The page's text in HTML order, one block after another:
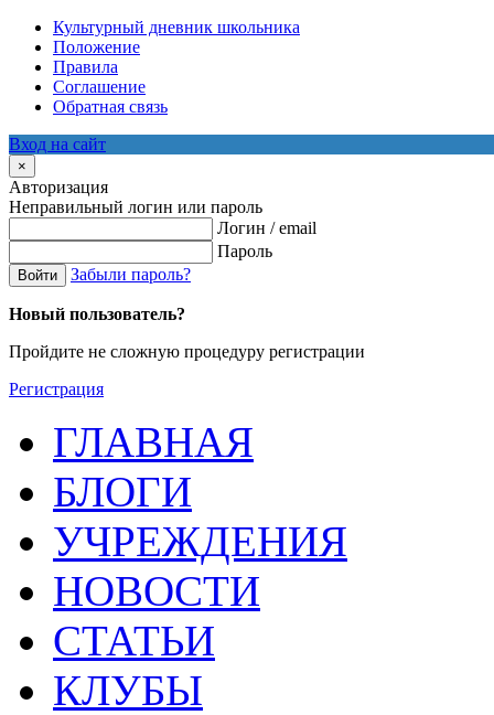
Культурный дневник школьника
Положение
Правила
Соглашение
Обратная связь
Вход на сайт
×
Авторизация
Неправильный логин или пароль
Логин / email
Пароль
Войти Забыли пароль?
Новый пользователь?
Пройдите не сложную процедуру регистрации
Регистрация
ГЛАВНАЯ
БЛОГИ
УЧРЕЖДЕНИЯ
НОВОСТИ
СТАТЬИ
КЛУБЫ